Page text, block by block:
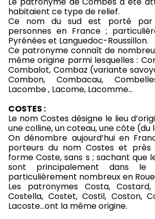
habitaient ce type de relief.
Ce nom du sud est porté par
personnes en France ;
Pyrénées et Languedoc-Roussillon.
Ce patronyme connaît de
même origine parmi lesquelles :
Combalot, Combaz (variante
Combon, Combacau,
Lacombe , Lacome, Lacomme…
COSTES :
Le nom Costes désigne le lieu
une colline, un coteau, une côte (du
On dénombre aujourd’hui en
porteurs du nom Costes et
forme Coste, sans s ; sachant que
sont principalement dans
particulièrement nombreux en
Les patronymes Costa,
Costella, Costet, Costil, Coston,
Lacoste...ont la même origine.